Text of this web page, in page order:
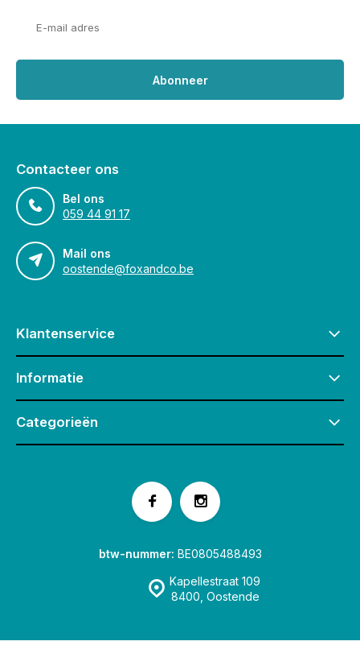
Abonneer
Contacteer ons
Bel ons
059 44 91 17
Mail ons
oostende@foxandco.be
Klantenservice
Informatie
Categorieën
Kapellestraat 109
8400, Oostende
btw-nummer: BE0805488493